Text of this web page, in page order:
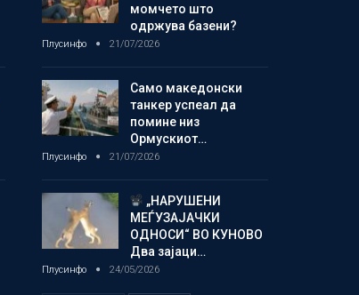
момчето што
одржува базени?
Плусинфо 21/07/2026
Само македонски
танкер успеал да
помине низ
Ормускиот…
Плусинфо 21/07/2026
„НАРУШЕНИ
МЕЃУЗАЈАЧКИ
ОДНОСИ“ ВО КУНОВО
Два зајаци…
Плусинфо 24/05/2026